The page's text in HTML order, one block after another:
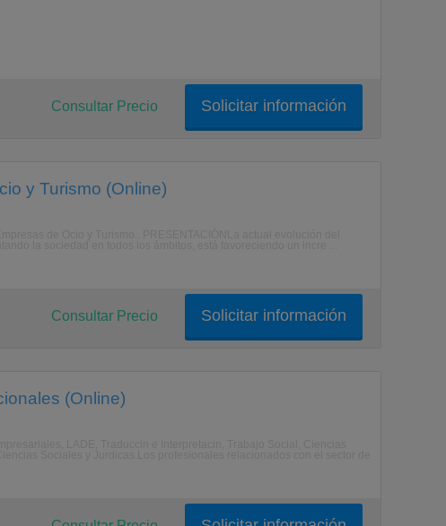
Solicitar información
Consultar Precio
y Turismo (Online)
Solicitar información
Consultar Precio
(Online)